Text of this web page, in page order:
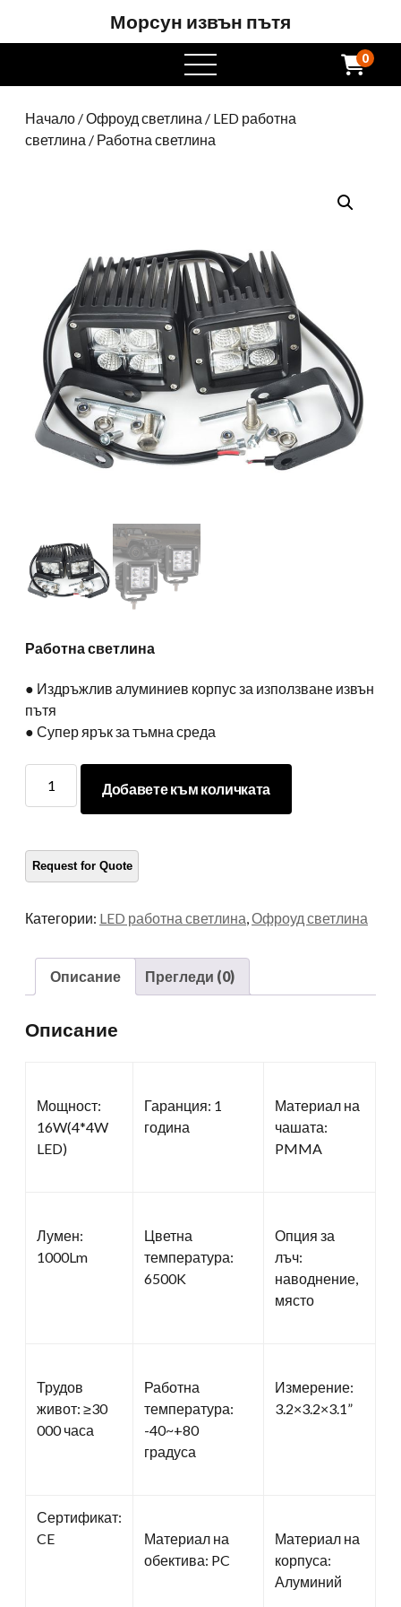
Морсун извън пътя
Отворете
менюто
0
Начало /Офроуд светлина / LED работна
светлина / Работна светлина
Работна светлина
● Издръжлив алуминиев корпус за използване извън
пътя
● Супер ярък за тъмна среда
светлина
количество
Добавете към количката
Категории: LED работна светлина Офроуд светлина
Описание Прегледи (0)
Описание
Мощност:
16W(4*4W
LED)
Гаранция: 1
година
Материал на
чашата:
PMMA
Лумен:
1000Lm
Цветна
температура:
6500K
Опция за
лъч:
наводнение,
място
Трудов
живот: ≥30
000 часа
Работна
температура:
-40~+80
градуса
Измерение:
3.2×3.2×3.1”
Сертификат:
CE
Материал на
обектива: PC
Материал на
корпуса:
Алуминий